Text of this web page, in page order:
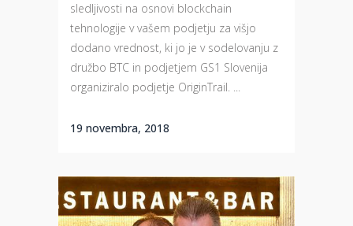
sledljivosti na osnovi blockchain
tehnologije v vašem podjetju za višjo
dodano vrednost, ki jo je v sodelovanju z
družbo BTC in podjetjem GS1 Slovenija
organiziralo podjetje OriginTrail. ...
19 novembra, 2018